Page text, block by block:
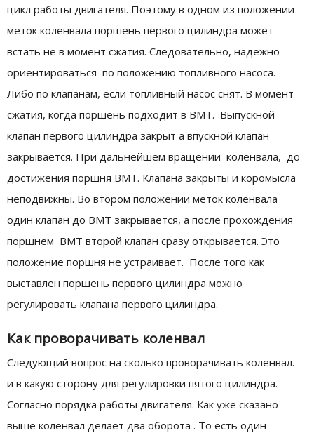
цикл работы двигателя. Поэтому в одном из положении
меток коленвала поршень первого цилиндра может
встать не в момент сжатия. Следовательно, надежно
ориентироваться по положению топливного насоса.
Либо по клапанам, если топливный насос снят. В момент
сжатия, когда поршень подходит в ВМТ. Выпускной
клапан первого цилиндра закрыт а впускной клапан
закрывается. При дальнейшем вращении коленвала, до
достижения поршня ВМТ. Клапана закрыты и коромысла
неподвижны. Во втором положении меток коленвала
один клапан до ВМТ закрывается, а после прохождения
поршнем ВМТ второй клапан сразу открывается. Это
положение поршня не устраивает. После того как
выставлен поршень первого цилиндра можно
регулировать клапана первого цилиндра.
Как проворачивать коленвал
Следующий вопрос на сколько проворачивать коленвал.
и в какую сторону для регулировки пятого цилиндра.
Согласно порядка работы двигателя. Как уже сказано
выше коленвал делает два оборота . То есть один